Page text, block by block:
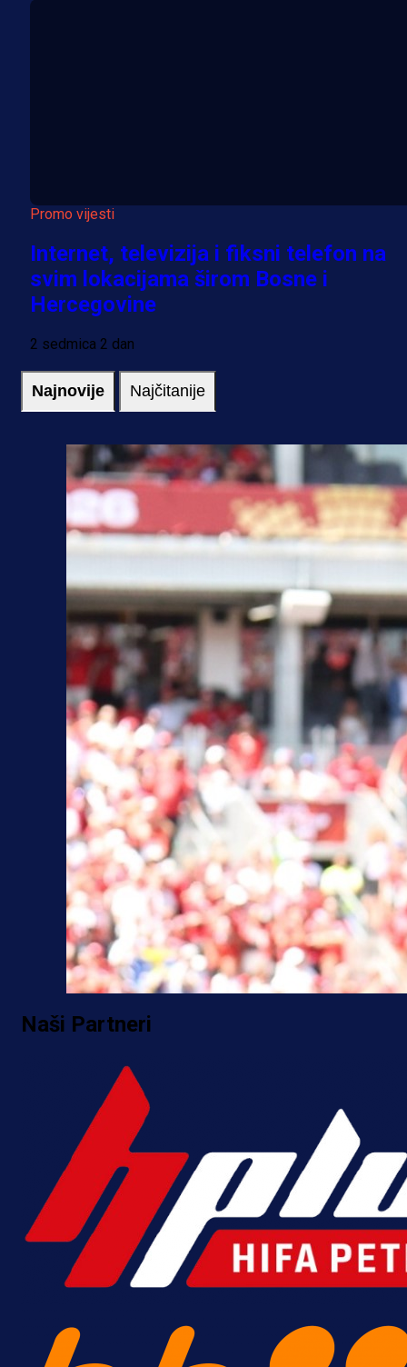
Promo vijesti
Internet, televizija i fiksni telefon na
svim lokacijama širom Bosne i
Hercegovine
2 sedmica 2 dan
Najnovije Najčitanije
Naši Partneri